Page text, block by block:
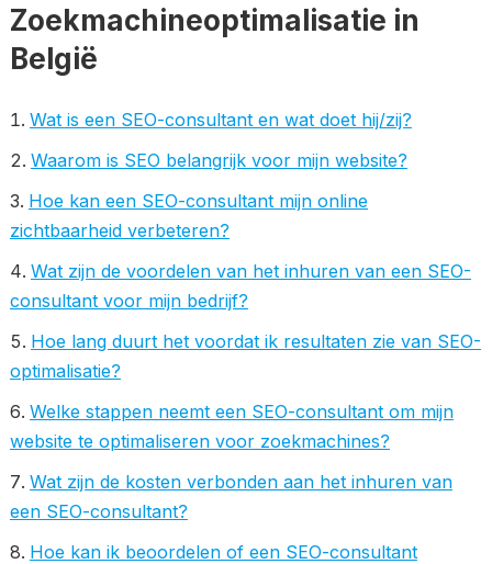
Zoekmachineoptimalisatie in
België
Wat is een SEO-consultant en wat doet hij/zij?
Waarom is SEO belangrijk voor mijn website?
Hoe kan een SEO-consultant mijn online
zichtbaarheid verbeteren?
Wat zijn de voordelen van het inhuren van een SEO-
consultant voor mijn bedrijf?
Hoe lang duurt het voordat ik resultaten zie van SEO-
optimalisatie?
Welke stappen neemt een SEO-consultant om mijn
website te optimaliseren voor zoekmachines?
Wat zijn de kosten verbonden aan het inhuren van
een SEO-consultant?
Hoe kan ik beoordelen of een SEO-consultant